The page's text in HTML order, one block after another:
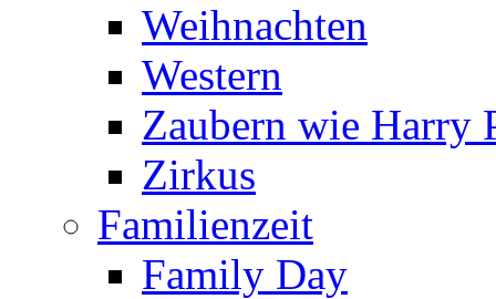
Weihnachten
Western
Zaubern wie Harry
Zirkus
Familienzeit
Family Day